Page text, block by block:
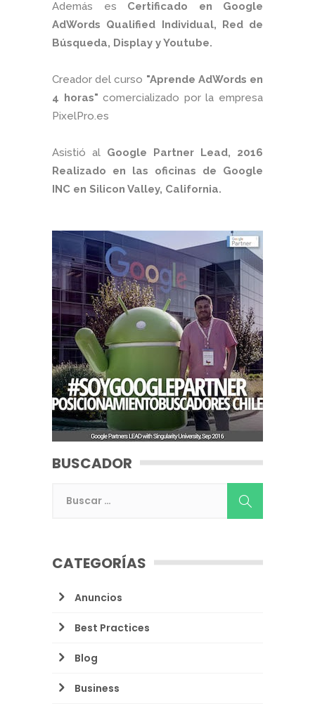
Además es Certificado en Google
AdWords Qualified Individual, Red de
Búsqueda, Display y Youtube.
Creador del curso "Aprende AdWords en
4 horas" comercializado por la empresa
PixelPro.es
Asistió al Google Partner Lead, 2016
Realizado en las oficinas de Google
INC en Silicon Valley, California.
BUSCADOR
CATEGORÍAS
Anuncios
Best Practices
Blog
Business